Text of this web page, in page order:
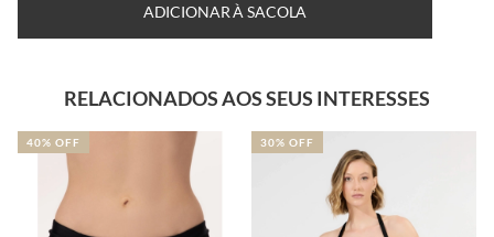
ADICIONAR À SACOLA
RELACIONADOS AOS SEUS INTERESSES
40% OFF 30% OFF